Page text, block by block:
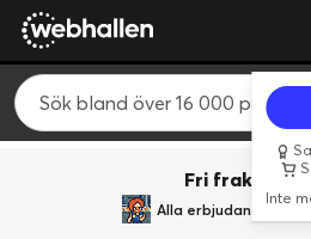
Inte
Fri frakt över
Alla erbjudanden